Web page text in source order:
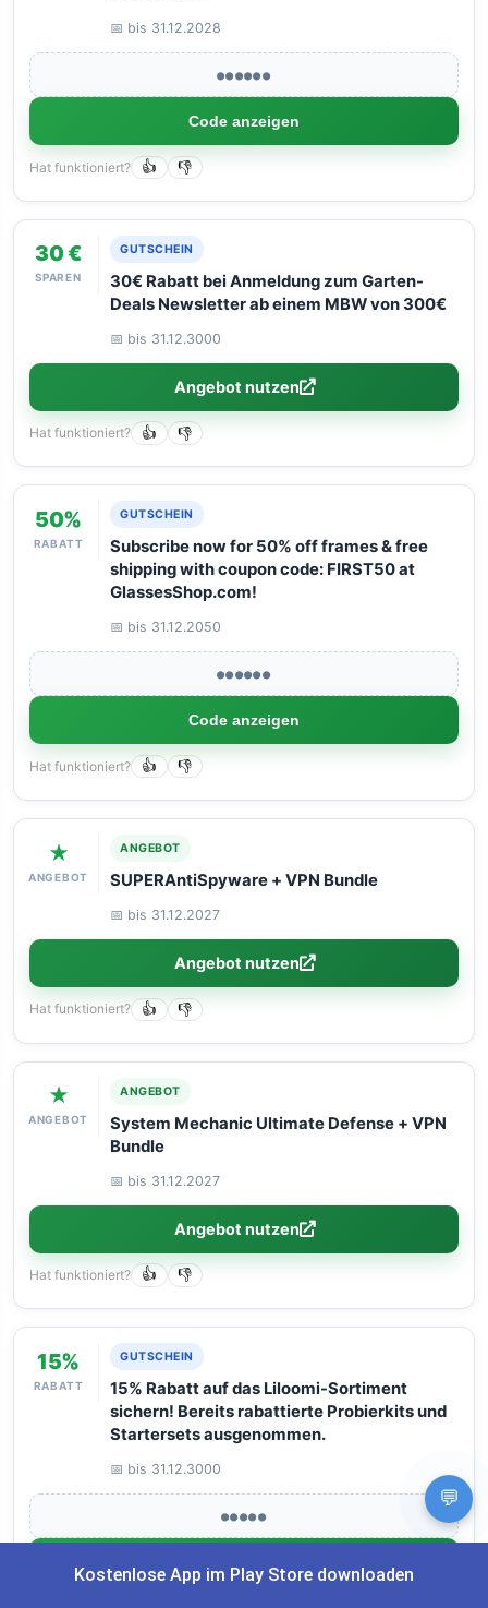
📅 bis 31.12.2028
●●●●●●
Code anzeigen
Hat funktioniert? 👍 👎
30 €
SPAREN
GUTSCHEIN
30€ Rabatt bei Anmeldung zum Garten-
Deals Newsletter ab einem MBW von 300€
📅 bis 31.12.3000
Angebot nutzen
Hat funktioniert? 👍 👎
50%
RABATT
GUTSCHEIN
Subscribe now for 50% off frames & free
shipping with coupon code: FIRST50 at
GlassesShop.com!
📅 bis 31.12.2050
●●●●●●
Code anzeigen
Hat funktioniert? 👍 👎
★
ANGEBOT
ANGEBOT
SUPERAntiSpyware + VPN Bundle
📅 bis 31.12.2027
Angebot nutzen
Hat funktioniert? 👍 👎
★
ANGEBOT
ANGEBOT
System Mechanic Ultimate Defense + VPN
Bundle
📅 bis 31.12.2027
Angebot nutzen
Hat funktioniert? 👍 👎
15%
RABATT
GUTSCHEIN
15% Rabatt auf das Liloomi-Sortiment
sichern! Bereits rabattierte Probierkits und
Startersets ausgenommen.
📅 bis 31.12.3000
●●●●●
💬
Kostenlose App im Play Store downloaden